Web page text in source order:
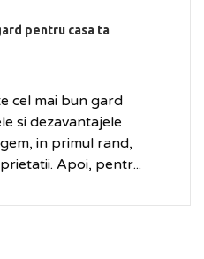
pentru casa ta
cel mai bun gard
si dezavantajele
in primul rand,
Apoi, pentr...